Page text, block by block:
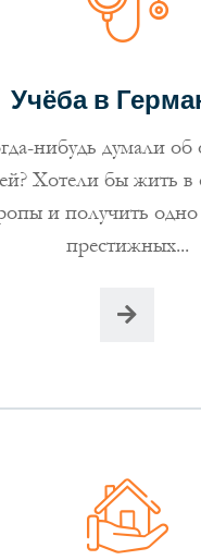
Учёба в
нибудь думали об
Хотели бы жить в
и получить
престижных...